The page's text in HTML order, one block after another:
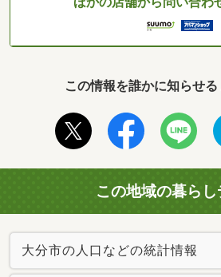
この情報を誰かに知らせ
この地域の暮らし
大分市の人口などの統計情報